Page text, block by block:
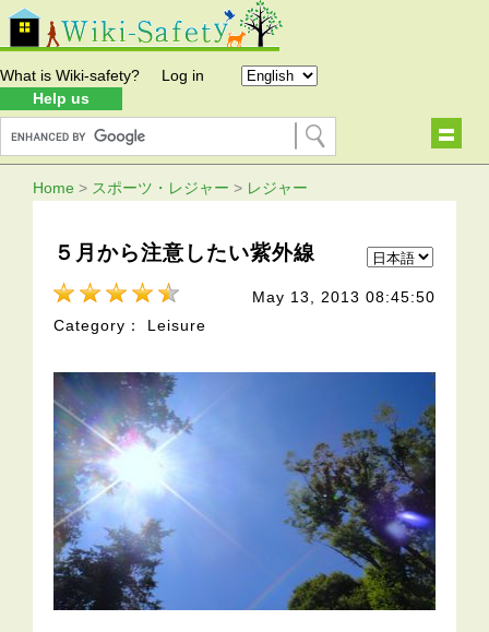
What is Wiki-safety?
Help us
Log in
Home > スポーツ・レジャー > レジャー
５月から注意したい紫外線
May 13, 2013 08:45:50
Category： Leisure